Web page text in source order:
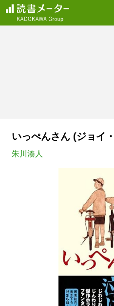
いっぺんさん (ジョイ
朱川湊人